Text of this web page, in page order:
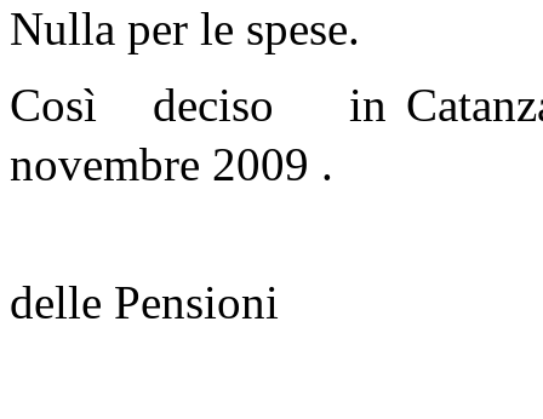
Nulla per le spese.
Così deciso in
novembre 2009 .
delle Pensioni